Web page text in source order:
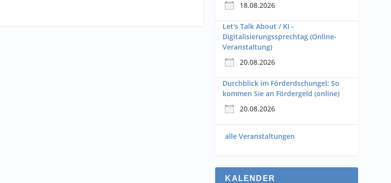
18.08.2026
Let's Talk About / KI -
Digitalisierungssprechtag (Online-
Veranstaltung)
20.08.2026
Durchblick im Förderdschungel: So
kommen Sie an Fördergeld (online)
20.08.2026
alle Veranstaltungen
KALENDER